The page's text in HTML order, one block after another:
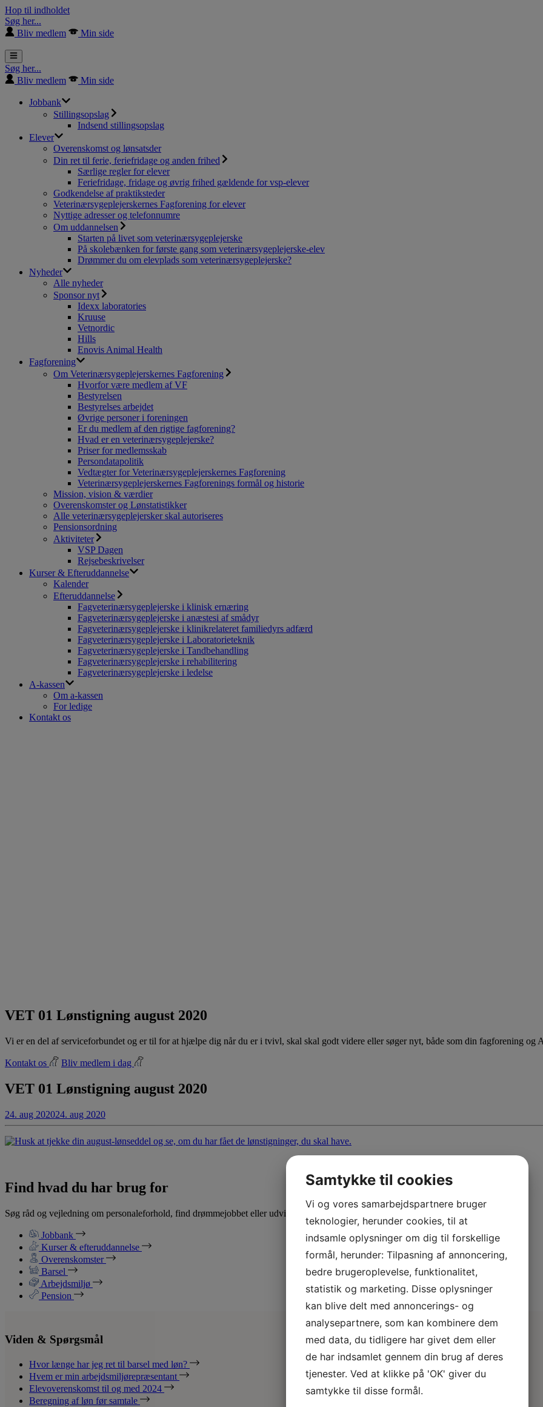
Hop til indholdet
Søg her...
Bliv medlem
Min side
Søg her...
Bliv medlem
Min side
Jobbank
Stillingsopslag
Indsend stillingsopslag
Elever
Overenskomst og lønsatsder
Din ret til ferie, feriefridage og anden frihed
Særlige regler for elever
Feriefridage, fridage og øvrig frihed gældende for vsp-elever
Godkendelse af praktiksteder
Veterinærsygeplejerskernes Fagforening for elever
Nyttige adresser og telefonnumre
Om uddannelsen
Starten på livet som veterinærsygeplejerske
På skolebænken for første gang som veterinærsygeplejerske-elev
Drømmer du om elevplads som veterinærsygeplejerske?
Nyheder
Alle nyheder
Sponsor nyt
Idexx laboratories
Kruuse
Vetnordic
Hills
Enovis Animal Health
Fagforening
Om Veterinærsygeplejerskernes Fagforening
Hvorfor være medlem af VF
Bestyrelsen
Bestyrelses arbejdet
Øvrige personer i foreningen
Er du medlem af den rigtige fagforening?
Hvad er en veterinærsygeplejerske?
Priser for medlemsskab
Persondatapolitik
Vedtægter for Veterinærsygeplejerskernes Fagforening
Veterinærsygeplejerskernes Fagforenings formål og historie
Mission, vision & værdier
Overenskomster og Lønstatistikker
Alle veterinærsygeplejersker skal autoriseres
Pensionsordning
Aktiviteter
VSP Dagen
Rejsebeskrivelser
Kurser & Efteruddannelse
Kalender
Efteruddannelse
Fagveterinærsygeplejerske i klinisk ernæring
Fagveterinærsygeplejerske i anæstesi af smådyr
Fagveterinærsygeplejerske i klinikrelateret familiedyrs adfærd
Fagveterinærsygeplejerske i Laboratorieteknik
Fagveterinærsygeplejerske i Tandbehandling
Fagveterinærsygeplejerske i rehabilitering
Fagveterinærsygeplejerske i ledelse
A-kassen
Om a-kassen
For ledige
Kontakt os
VET 01 Lønstigning august 2020
Vi er en del af serviceforbundet og er til for at hjælpe dig når du er i tvivl, skal skal godt videre eller søger nyt, både som din fagforening og
Kontakt os Bliv medlem i dag
VET 01 Lønstigning august 2020
24. aug 202024. aug 2020
Find hvad du har brug for
Søg råd og vejledning om personaleforhold, find drømmejobbet eller udvid din viden med specialiserede kurser.
Jobbank
Kurser & efteruddannelse
Overenskomster
Barsel
Arbejdsmiljø
Pension
Viden & Spørgsmål
Hvor længe har jeg ret til barsel med løn?
Hvem er min arbejdsmiljørepræsentant
Elevoverenskomst til og med 2024
Beregning af løn før samtale
Samtykke til cookies
Vi og vores samarbejdspartnere bruger
teknologier, herunder cookies, til at
indsamle oplysninger om dig til forskellige
formål, herunder: Tilpasning af annoncering,
bedre brugeroplevelse, funktionalitet,
statistik og marketing. Disse oplysninger
kan blive delt med annoncerings- og
analysepartnere, som kan kombinere dem
med data, du tidligere har givet dem eller
de har indsamlet gennem din brug af deres
tjenester. Ved at klikke på 'OK' giver du
samtykke til disse formål.